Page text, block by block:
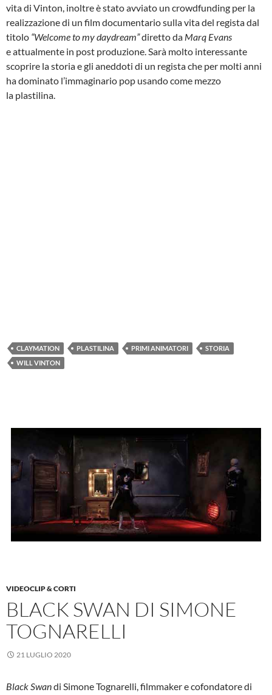
vita di Vinton, inoltre è stato avviato un crowdfunding per la
realizzazione di un film documentario sulla vita del regista dal
titolo “Welcome to my daydream”diretto da Marq Evans
eattualmente in post produzione. Sarà molto interessante
scoprire la storia e gli aneddoti di un regista che per molti anni
ha dominato l’immaginario pop usando come mezzo
la plastilina.
CLAYMATION PLASTILINA PRIMI ANIMATORI
STORIA
WILL VINTON
VIDEOCLIP & CORTI
BLACK SWAN DI SIMONE
TOGNARELLI
21 LUGLIO 2020
Black Swandi Simone Tognarelli, filmmaker e cofondatore di